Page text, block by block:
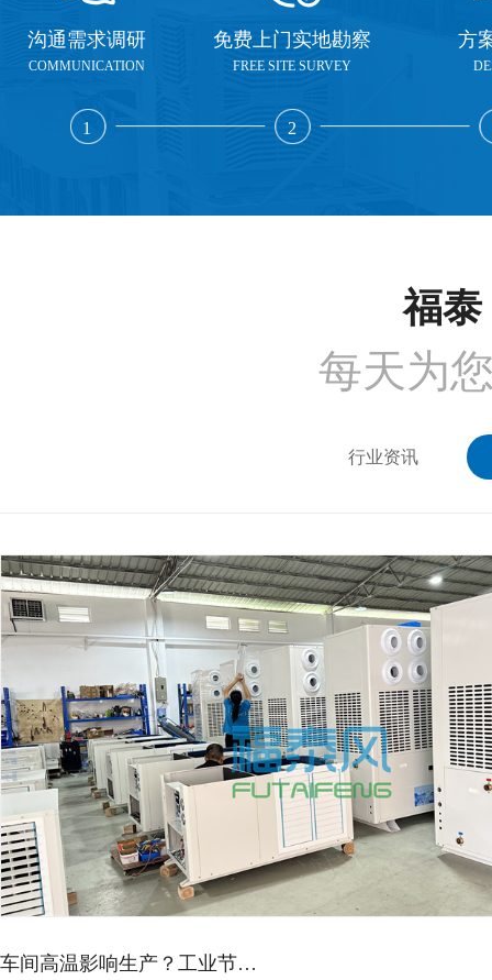
沟通需求调研
COMMUNICATION
1
免费上门实地勘察
FREE SITE SURVEY
2
方
福泰
每天为
行业资讯
蒸发冷空调的降温效果如何？